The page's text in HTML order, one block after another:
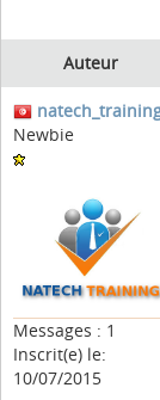
Auteur
Newbie
Messages : 1
Inscrit(e) le:
10/07/2015